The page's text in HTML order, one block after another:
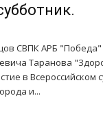
СВПК АРБ
Таранова
в Всероссийском
и...